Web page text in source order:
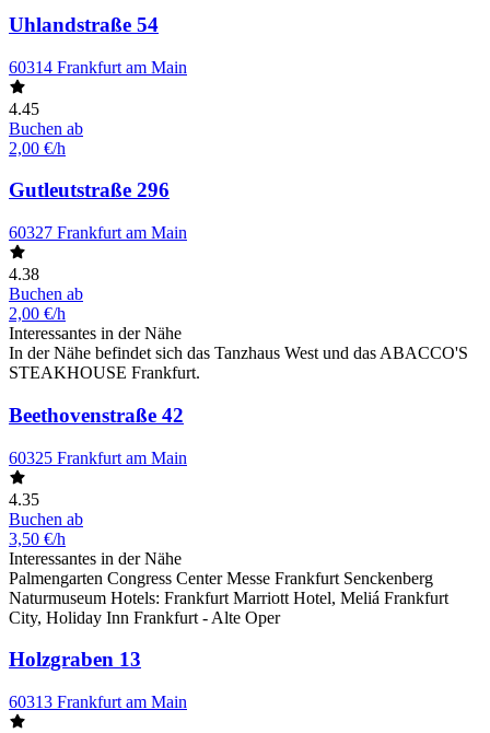
Uhlandstraße 54
60314 Frankfurt am Main
4.45
Buchen ab
2,00 €/h
Gutleutstraße 296
60327 Frankfurt am Main
4.38
Buchen ab
2,00 €/h
Interessantes in der Nähe
In der Nähe befindet sich das Tanzhaus West und das ABACCO'S
STEAKHOUSE Frankfurt.
Beethovenstraße 42
60325 Frankfurt am Main
4.35
Buchen ab
3,50 €/h
Interessantes in der Nähe
Palmengarten Congress Center Messe Frankfurt Senckenberg
Naturmuseum Hotels: Frankfurt Marriott Hotel, Meliá Frankfurt
City, Holiday Inn Frankfurt - Alte Oper
Holzgraben 13
60313 Frankfurt am Main